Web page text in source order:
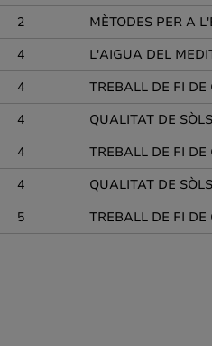
2
MÈTODES PER A
4
L'AIGUA DEL
4
TREBALL DE FI DE
4
QUALITAT DE
4
TREBALL DE FI DE
4
QUALITAT DE
5 TREBALL DE FI DE